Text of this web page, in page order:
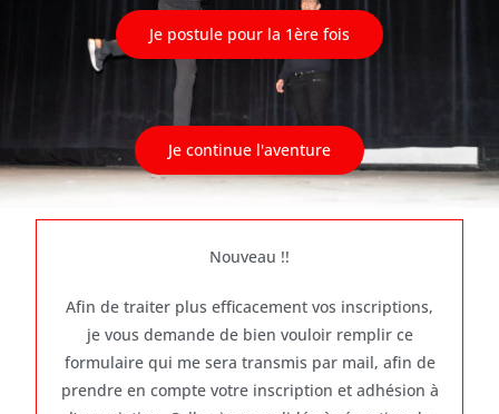
Je postule pour la 1ère fois
Je continue l'aventure
Nouveau !!
Afin de traiter plus efficacement vos inscriptions,
je vous demande de bien vouloir remplir ce
formulaire qui me sera transmis par mail, afin de
prendre en compte votre inscription et adhésion à